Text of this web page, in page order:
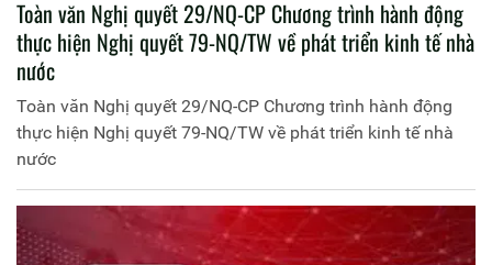
Toàn văn Nghị quyết 29/NQ-CP Chương trình hành động
thực hiện Nghị quyết 79-NQ/TW về phát triển kinh tế nhà
nước
Toàn văn Nghị quyết 29/NQ-CP Chương trình hành động
thực hiện Nghị quyết 79-NQ/TW về phát triển kinh tế nhà
nước